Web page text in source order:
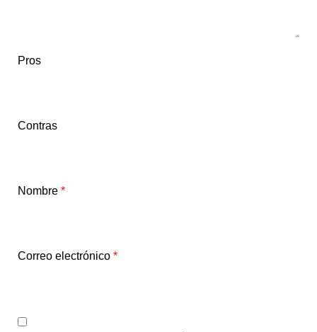
Pros
Contras
Nombre *
Correo electrónico *